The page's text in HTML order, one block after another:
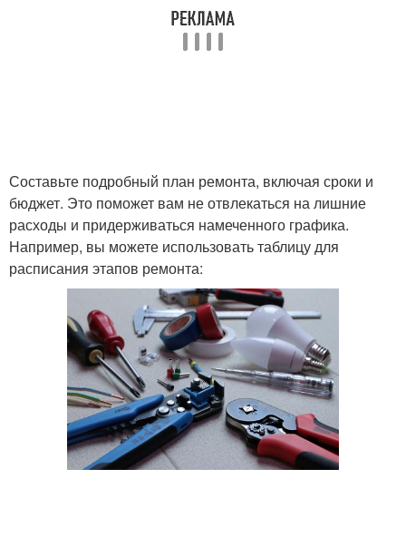
Составьте подробный план ремонта, включая сроки и
бюджет. Это поможет вам не отвлекаться на лишние
расходы и придерживаться намеченного графика.
Например, вы можете использовать таблицу для
расписания этапов ремонта: